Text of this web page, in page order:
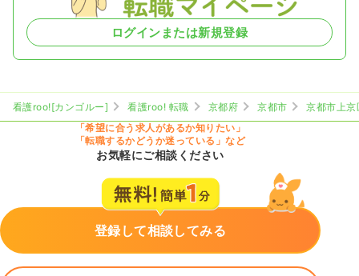
ログインまたは新規登録
看護roo![カンゴルー] 看護roo! 転職 京都府 京都市
京都市上京
「希望に合う求人があるか知りたい」
「転職するかどうか迷っている」など
お気軽にご相談ください
登録して相談してみる